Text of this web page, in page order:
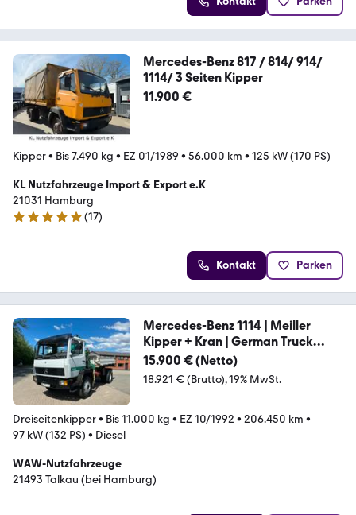
Mercedes-Benz 817 / 814/ 914/
1114/ 3 Seiten Kipper
11.900 €
Kipper• Bis 7.490 kg • EZ 01/1989 • 56.000 km • 125 kW (170 PS)
KL Nutzfahrzeuge Import & Export e.K
21031 Hamburg
5 Sterne
(17)
Kontakt Parken
Mercedes-Benz 1114 | Meiller
Kipper + Kran | German Truck
|TOP
15.900 € (Netto)
18.921 € (Brutto) 19% MwSt.
Dreiseitenkipper• Bis 11.000 kg • EZ 10/1992 • 206.450 km •
97 kW (132 PS) • Diesel
WAW-Nutzfahrzeuge
21493 Talkau (bei Hamburg)